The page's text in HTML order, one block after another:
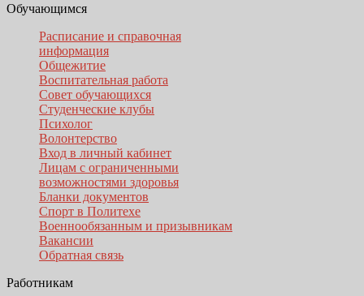
Обучающимся
Расписание и справочная
информация
Общежитие
Воспитательная работа
Совет обучающихся
Студенческие клубы
Психолог
Волонтерство
Вход в личный кабинет
Лицам с ограниченными
возможностями здоровья
Бланки документов
Спорт в Политехе
Военнообязанным и призывникам
Вакансии
Обратная связь
Работникам